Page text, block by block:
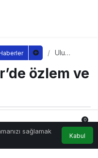
Ulu
Nilüfer’de
özlem ve
özlem ve
sağlamak
Kabul
Hesabım Bildirimler
0